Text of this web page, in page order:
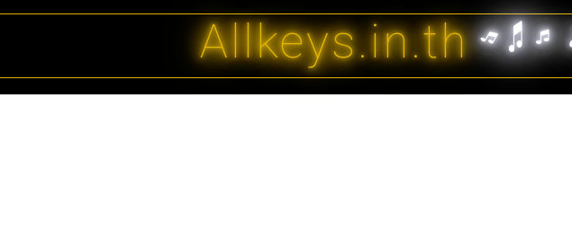
Allkeys.in.th